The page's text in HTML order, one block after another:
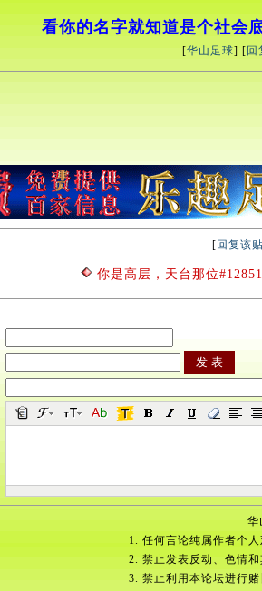
看你的名字就知道是个社会
[华山足球] [ 回
[ 回复该
你是高层，天台那位
华
1. 任何言论纯属作者个
2. 禁止发表反动、色情
3. 禁止利用本论坛进行